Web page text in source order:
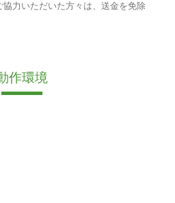
力いただいた方々は、送金を免除
作環境